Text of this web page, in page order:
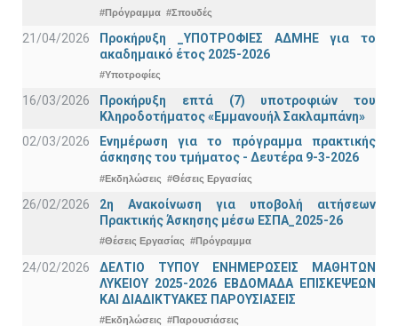
#Πρόγραμμα #Σπουδές
21/04/2026
Προκήρυξη _ΥΠΟΤΡΟΦΙΕΣ ΑΔΜΗΕ για το
ακαδημαικό έτος 2025-2026
#Υποτροφίες
16/03/2026
Προκήρυξη επτά (7) υποτροφιών του
Κληροδοτήματος «Εμμανουήλ Σακλαμπάνη»
02/03/2026
Ενημέρωση για το πρόγραμμα πρακτικής
άσκησης του τμήματος - Δευτέρα 9-3-2026
#Εκδηλώσεις #Θέσεις Εργασίας
26/02/2026
2η Ανακοίνωση για υποβολή αιτήσεων
Πρακτικής Άσκησης μέσω ΕΣΠΑ_2025-26
#Θέσεις Εργασίας #Πρόγραμμα
24/02/2026
ΔΕΛΤΙΟ ΤΥΠΟΥ ΕΝΗΜΕΡΩΣΕΙΣ ΜΑΘΗΤΩΝ
ΛΥΚΕΙΟΥ 2025-2026 ΕΒΔΟΜΑΔΑ ΕΠΙΣΚΕΨΕΩΝ
ΚΑΙ ΔΙΑΔΙΚΤΥΑΚΕΣ ΠΑΡΟΥΣΙΑΣΕΙΣ
#Εκδηλώσεις #Παρουσιάσεις